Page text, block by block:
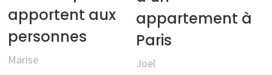
apportent aux
personnes
Marise
appartement à
Paris
Joel